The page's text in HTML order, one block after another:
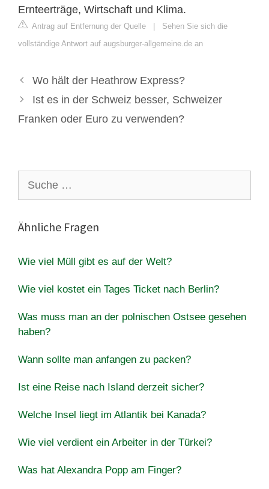
Ernteerträge, Wirtschaft und Klima.
Antrag auf Entfernung der Quelle | Sehen Sie sich die
vollständige Antwort auf augsburger-allgemeine.de an
Wo hält der Heathrow Express?
Ist es in der Schweiz besser, Schweizer
Franken oder Euro zu verwenden?
nach:
Ähnliche Fragen
Wie viel Müll gibt es auf der Welt?
Wie viel kostet ein Tages Ticket nach Berlin?
Was muss man an der polnischen Ostsee gesehen
haben?
Wann sollte man anfangen zu packen?
Ist eine Reise nach Island derzeit sicher?
Welche Insel liegt im Atlantik bei Kanada?
Wie viel verdient ein Arbeiter in der Türkei?
Was hat Alexandra Popp am Finger?